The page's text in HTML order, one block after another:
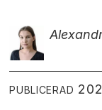
PUBLICERAD